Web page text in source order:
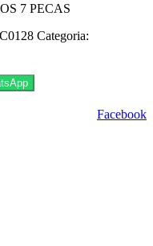
7 PECAS
Categoria:
Facebook